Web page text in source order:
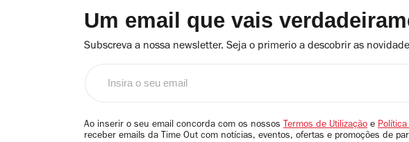
Um email que vais
Subscreva a nossa newsletter. Seja o primerio a descobrir as
email
Ao inserir o seu email concorda com os nossos Termos de Utilização e
receber emails da Time Out com notícias, eventos, ofertas e promoções de